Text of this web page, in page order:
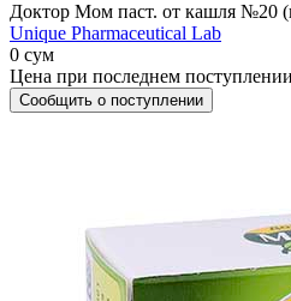
Доктор Мом паст. от кашля №20
Unique Pharmaceutical Lab
0 сум
Цена при последнем поступлении
Сообщить о поступлении